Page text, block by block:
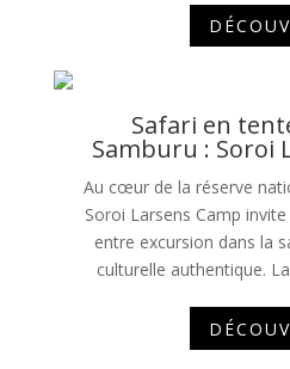
Safari en
Samburu : Soroi
Au cœur de la réserve
Soroi Larsens Camp
entre excursion dans la
culturelle authentique.